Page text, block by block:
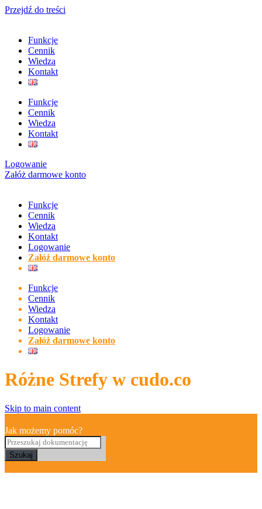
Przejdź do treści
Funkcje
Cennik
Wiedza
Kontakt
Funkcje
Cennik
Wiedza
Kontakt
Logowanie
Załóż darmowe konto
Funkcje
Cennik
Wiedza
Kontakt
Logowanie
Załóż darmowe konto
Funkcje
Cennik
Wiedza
Kontakt
Logowanie
Załóż darmowe konto
Różne Strefy w cudo.co
Skip to main content
Jak możemy pomóc?
Szukaj